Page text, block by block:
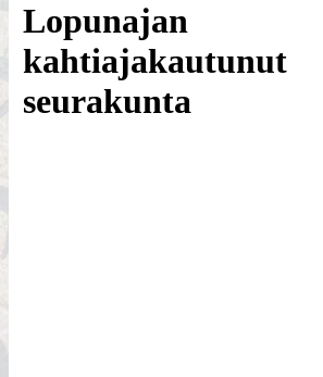
Lopunajan
kahtiajakautunut
seurakunta